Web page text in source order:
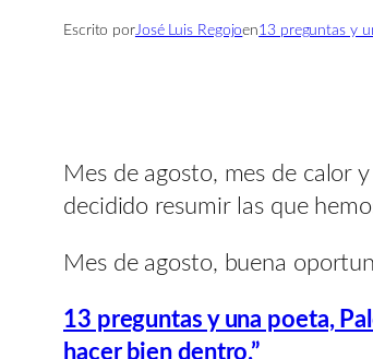
Escrito porJosé Luis Regojoen13 preguntas y
Mes de agosto, mes de calor
decidido resumir las que
Mes de agosto, buena
13 preguntas y una poeta,
hacer bien dentro.”